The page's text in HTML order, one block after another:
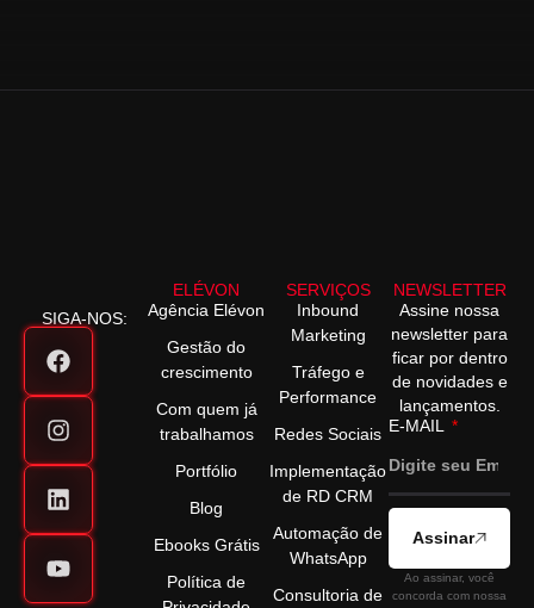
SIGA-NOS:
ELÉVON
Agência Elévon
Gestão do
crescimento
Com quem já
trabalhamos
Portfólio
Blog
Ebooks Grátis
Política de
SERVIÇOS
Inbound
Marketing
Tráfego e
Performance
Redes Sociais
Implementação
de RD CRM
Automação de
WhatsApp
Consultoria de
NEWSLETTER
Assine nossa
newsletter para
ficar por dentro
de novidades e
lançamentos.
E-MAIL
Assinar
Ao assinar, você
concorda com nossa